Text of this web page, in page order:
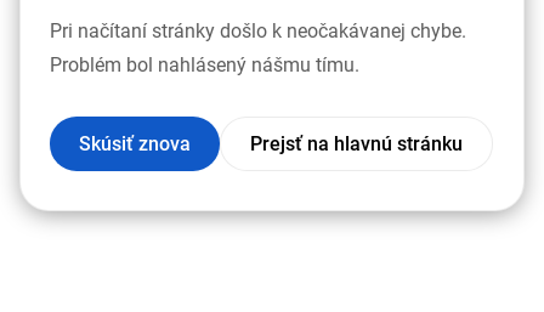
Pri načítaní stránky došlo k neočakávanej chybe.
Problém bol nahlásený nášmu tímu.
Skúsiť znova Prejsť na hlavnú stránku